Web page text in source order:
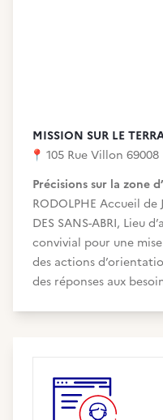
MISSION SUR LE
📍 105 Rue Villon 69008
Précisions sur la zone
RODOLPHE Accueil de
DES SANS-ABRI, Lieu
convivial pour une
des actions
des réponses aux